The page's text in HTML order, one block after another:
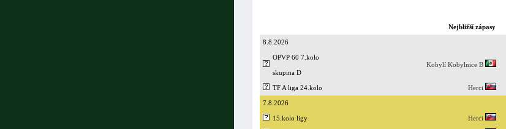
Nejbližší zápasy
8.8.2026
OPVP 60 7.kolo
skupina D
Kobylí Kobylnice B
TF A liga 24.kolo Herci
7.8.2026
15.kolo ligy Herci